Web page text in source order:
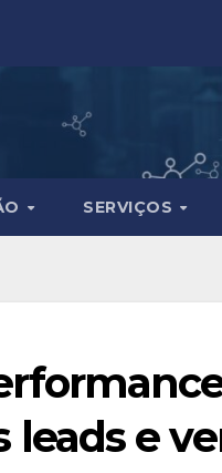
SERVIÇOS
leads e